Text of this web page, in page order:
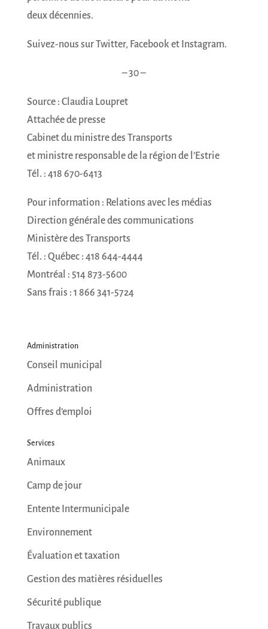
deux décennies.
Suivez-nous sur Twitter, Facebook et Instagram.
– 30 –
Source : Claudia Loupret
Attachée de presse
Cabinet du ministre des Transports
et ministre responsable de la région de l’Estrie
Tél. : 418 670-6413
Pour information : Relations avec les médias
Direction générale des communications
Ministère des Transports
Tél. : Québec : 418 644-4444
Montréal : 514 873-5600
Sans frais : 1 866 341-5724
Administration
Conseil municipal
Administration
Offres d’emploi
Services
Animaux
Camp de jour
Entente Intermunicipale
Environnement
Évaluation et taxation
Gestion des matières résiduelles
Sécurité publique
Travaux publics
INSCRIPTION À
L'INFOLETTRE
JE M'ABONNE